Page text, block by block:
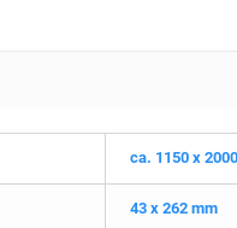
ca. 1150 x
43 x 262 mm